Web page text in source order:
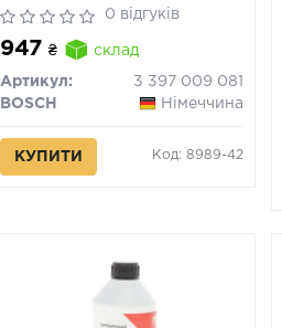
0 відгуків
947 ₴ склад
Артикул:
3 397 009 081
BOSCH
Німеччина
КУПИТИ Код: 8989-42